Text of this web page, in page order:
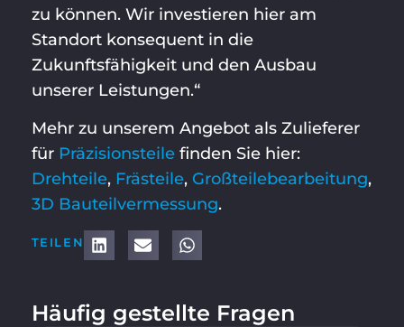
zu können. Wir investieren hier am
Standort konsequent in die
Zukunftsfähigkeit und den Ausbau
unserer Leistungen.“
Mehr zu unserem Angebot als Zulieferer
für Präzisionsteilefinden Sie hier:
Drehteile, Frästeile, Großteilebearbeitung,
3D Bauteilvermessung.
TEILEN
Häufig gestellte Fragen